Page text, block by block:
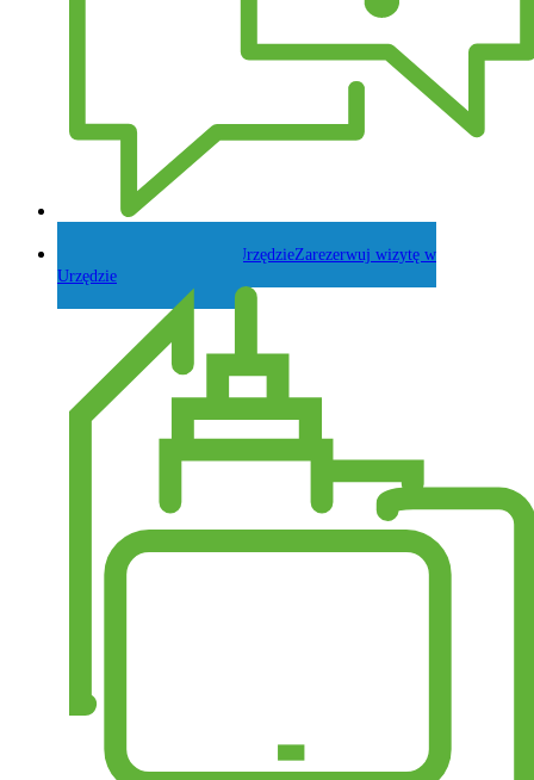
Zarezerwuj wizytę w
Urzędzie